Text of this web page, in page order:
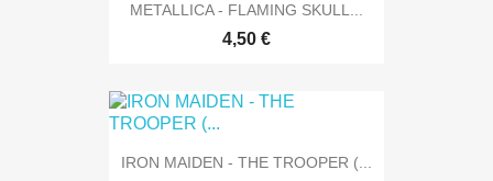
METALLICA - FLAMING SKULL...
4,50 €
IRON MAIDEN - THE TROOPER (...